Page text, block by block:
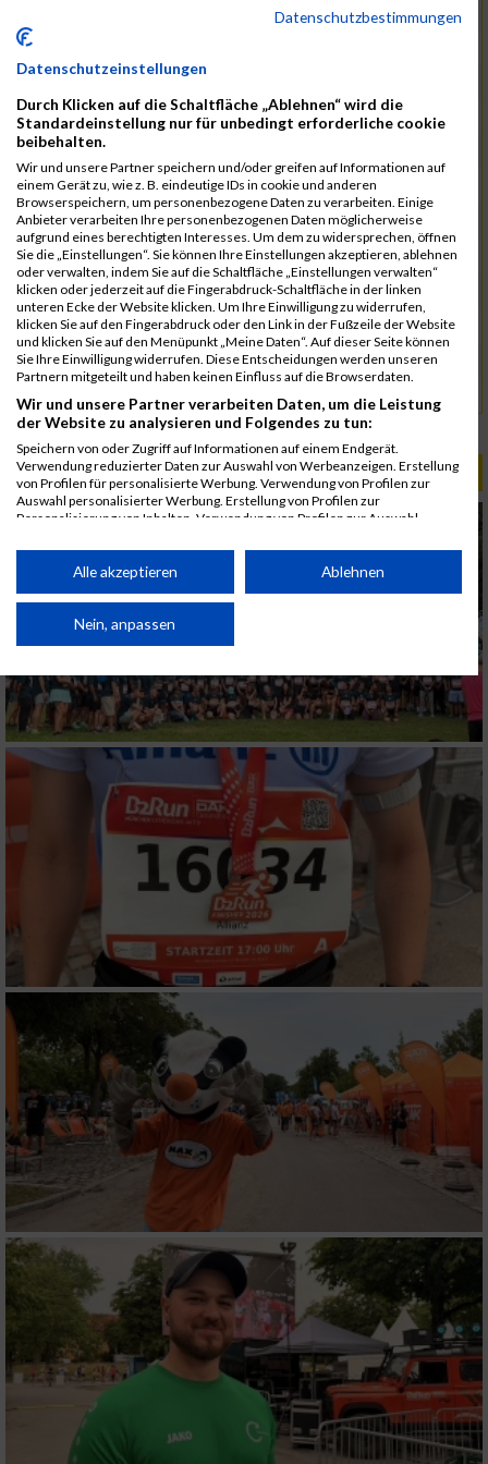
00:39:52.7
7546
7555
Küffner
00:39:59.2
7635
Stadelmann
7492
Bogner
00:40:11.1
7581
Neubauer
00:40:34.8
7494
Buttler 00:40:35.0
03:33:07
7525
Gretz
00:41:16.5
7483
Bär
00:42:00.8
7578
Müller
00:43:59.5
7633
00:45:16.0
Rang: 1314.
ALBUM B2RUN MÜNCHEN / 15.07.2026
Datenschutzbestimmungen
Datenschutzeinstellungen
Durch Klicken auf die Schaltfläche „Ablehnen“ wird die
Standardeinstellung nur für unbedingt erforderliche cookie
beibehalten.
Wir und unsere Partner speichern und/oder greifen auf Informationen auf
einem Gerät zu, wie z. B. eindeutige IDs in cookie und anderen
Browserspeichern, um personenbezogene Daten zu verarbeiten. Einige
Anbieter verarbeiten Ihre personenbezogenen Daten möglicherweise
aufgrund eines berechtigten Interesses. Um dem zu widersprechen, öffnen
Sie die „Einstellungen“. Sie können Ihre Einstellungen akzeptieren, ablehnen
oder verwalten, indem Sie auf die Schaltfläche „Einstellungen verwalten“
klicken oder jederzeit auf die Fingerabdruck-Schaltfläche in der linken
unteren Ecke der Website klicken. Um Ihre Einwilligung zu widerrufen,
klicken Sie auf den Fingerabdruck oder den Link in der Fußzeile der Website
und klicken Sie auf den Menüpunkt „Meine Daten“. Auf dieser Seite können
Sie Ihre Einwilligung widerrufen. Diese Entscheidungen werden unseren
Partnern mitgeteilt und haben keinen Einfluss auf die Browserdaten.
Wir und unsere Partner verarbeiten Daten, um die Leistung
der Website zu analysieren und Folgendes zu tun:
Speichern von oder Zugriff auf Informationen auf einem Endgerät.
Verwendung reduzierter Daten zur Auswahl von Werbeanzeigen. Erstellung
von Profilen für personalisierte Werbung. Verwendung von Profilen zur
Auswahl personalisierter Werbung. Erstellung von Profilen zur
Personalisierung von Inhalten. Verwendung von Profilen zur Auswahl
Performance von Inhalten. Analyse von Zielgruppen durch Statistiken oder
Kombinationen von Daten aus verschiedenen Quellen. Entwicklung und
von Inhalten.
Daten können außerhalb der Europäischen Union weitergegeben und in die
Website/App.
Partnerliste anzeigen (1 IAB-Anbieter)
Wir nutzen Ihre Daten für folgende Zwecke:
IAB-Verarbeitungszwecke:
Speichern von oder Zugriff auf Informationen
auf einem Endgerät
Verwendung reduzierter Daten zur Auswahl
von Werbeanzeigen
Erstellung von Profilen für personalisierte
Werbung
Verwendung von Profilen zur Auswahl
personalisierter Werbung
Erstellung von Profilen zur Personalisierung
von Inhalten
Verwendung von Profilen zur Auswahl
personalisierter Inhalte
Messung der Werbeleistung
Messung der Performance von Inhalten
Analyse von Zielgruppen durch Statistiken
oder Kombinationen von Daten aus
verschiedenen Quellen
Entwicklung und Verbesserung der Angebote
Alle akzeptieren Ablehnen
Nein, anpassen